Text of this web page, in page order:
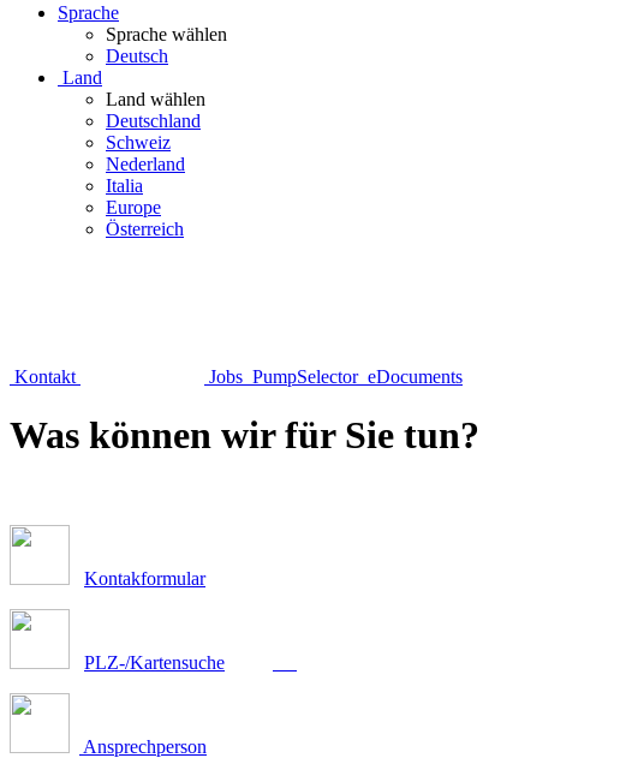
Sprache
Sprache wählen
Deutsch
Land
Land wählen
Deutschland
Schweiz
Nederland
Italia
Europe
Österreich
Kontakt Jobs PumpSelector eDocuments
Was können wir für Sie tun?
Kontakformular
PLZ-/Kartensuche
Ansprechperson